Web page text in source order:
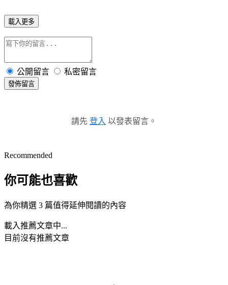
載入更多
公開留言 私密留言
發佈留言
請先 登入 以發表留言。
Recommended
你可能也喜歡
為你精選 3 篇值得延伸閱讀的內容
載入推薦文章中...
目前沒有推薦文章